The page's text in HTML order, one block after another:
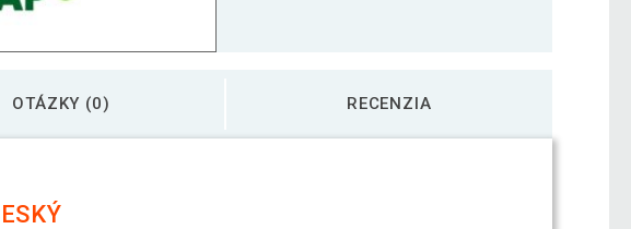
regál z borovice, 3 police, 93 x 80 x 33 cm, česká
regál z borovice, 4 police, 133 x 80 x 33 cm, české
OTÁZKY (0) RECENZIA